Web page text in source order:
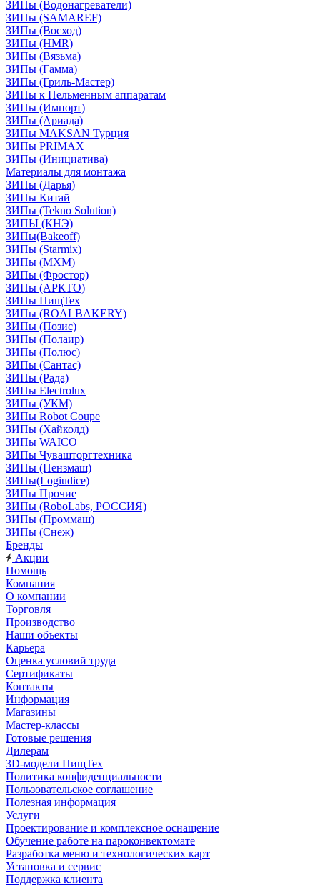
ЗИПы (Водонагреватели)
ЗИПы (SAMAREF)
ЗИПы (Восход)
ЗИПы (HMR)
ЗИПы (Вязьма)
ЗИПы (Гамма)
ЗИПы (Гриль-Мастер)
ЗИПы к Пельменным аппаратам
ЗИПы (Импорт)
ЗИПы (Ариада)
ЗИПы MAKSAN Турция
ЗИПы PRIMAX
ЗИПы (Инициатива)
Материалы для монтажа
ЗИПы (Дарья)
ЗИПы Китай
ЗИПы (Tekno Solution)
ЗИПЫ (КНЭ)
ЗИПы(Bakeoff)
ЗИПы (Starmix)
ЗИПы (МХМ)
ЗИПы (Фростор)
ЗИПы (АРКТО)
ЗИПы ПищТех
ЗИПы (ROALBAKERY)
ЗИПы (Позис)
ЗИПы (Полаир)
ЗИПы (Полюс)
ЗИПы (Сантас)
ЗИПы (Рада)
ЗИПы Electrolux
ЗИПы (УКМ)
ЗИПы Robot Coupe
ЗИПы (Хайколд)
ЗИПы WAICO
ЗИПы Чувашторгтехника
ЗИПы (Пензмаш)
ЗИПы(Logiudice)
ЗИПы Прочие
ЗИПы (RoboLabs, РОССИЯ)
ЗИПы (Проммаш)
ЗИПы (Снеж)
Бренды
Акции
Помощь
Компания
О компании
Торговля
Производство
Наши объекты
Карьера
Оценка условий труда
Сертификаты
Контакты
Информация
Магазины
Мастер-классы
Готовые решения
Дилерам
3D-модели ПищТех
Политика конфиденциальности
Пользовательское соглашение
Полезная информация
Услуги
Проектирование и комплексное оснащение
Обучение работе на пароконвектомате
Разработка меню и технологических карт
Установка и сервис
Поддержка клиента